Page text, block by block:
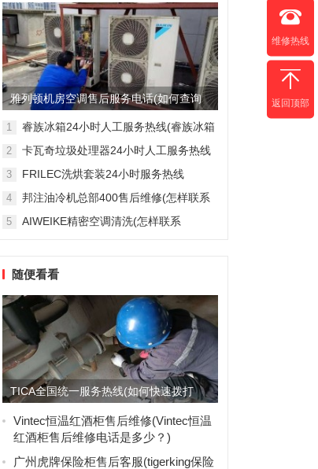
雅列顿机房空调售后服务电话(如何查询
雅列顿机房空调售后服务电...
1
睿族冰箱24小时人工服务热线(睿族冰箱
2
卡瓦奇垃圾处理器24小时人工服务热线
是多少？)
3
FRILEC洗烘套装24小时服务热线
少？)
4
邦注油冷机总部400售后维修(怎样联系
5
AIWEIKE精密空调清洗(怎样联系
随便看看
TICA全国统一服务热线(如何快速拨打
TICA全国服务热线？...
Vintec恒温红酒柜售后维修(Vintec恒温
红酒柜售后维修电话是多少？)
广州虎牌保险柜售后客服(tigerking保险
维修热线
返回顶部